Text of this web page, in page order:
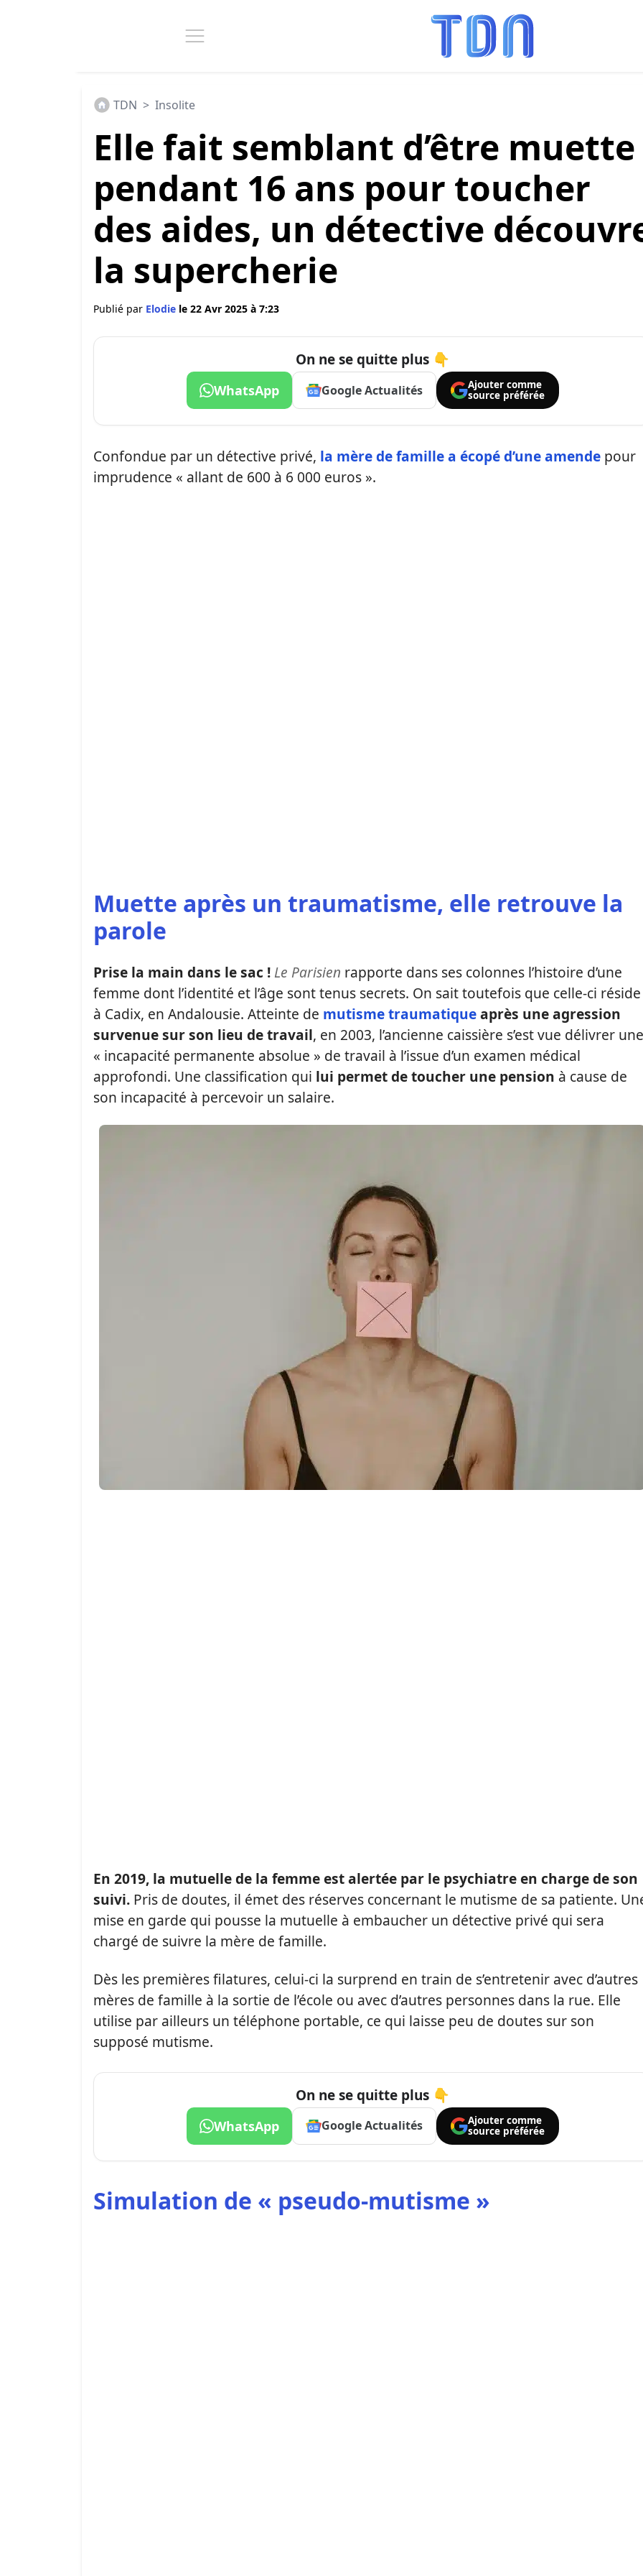
TDN > Insolite
Elle fait semblant d’être muette
pendant 16 ans pour toucher
des aides, un détective
la supercherie
Publié par Elodie le 22 Avr 2025 à 7:23
On ne se quitte plus 👇
WhatsApp Google Actualités
Ajouter comme
source préférée
Confondue par un détective privé, la mère de famille a écopé d’une amende pour
imprudence « allant de 600 à 6 000 euros ».
Muette après un traumatisme, elle retrouve la
parole
Prise la main dans le sac ! Le Parisien rapporte dans ses colonnes l’histoire d’une
femme dont l’identité et l’âge sont tenus secrets. On sait toutefois que celle-ci réside
à Cadix, en Andalousie. Atteinte de mutisme traumatiqueaprès une agression
survenue sur son lieu de travail, en 2003, l’ancienne caissière s’est vue délivrer une
« incapacité permanente absolue » de travail à l’issue d’un examen médical
approfondi. Une classification qui lui permet de toucher une pension à cause de
son incapacité à percevoir un salaire.
En 2019, la mutuelle de la femme est alertée par le psychiatre en charge de son
suivi. Pris de doutes, il émet des réserves concernant le mutisme de sa patiente.
mise en garde qui pousse la mutuelle à embaucher un détective privé qui sera
chargé de suivre la mère de famille.
Dès les premières filatures, celui-ci la surprend en train de s’entretenir avec d’autres
mères de famille à la sortie de l’école ou avec d’autres personnes dans la rue. Elle
utilise par ailleurs un téléphone portable, ce qui laisse peu de doutes sur son
supposé mutisme.
On ne se quitte plus 👇
WhatsApp Google Actualités
Ajouter comme
source préférée
Simulation de « pseudo-mutisme »